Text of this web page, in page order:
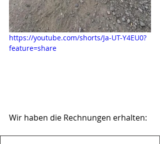
https://youtube.com/shorts/Ja-UT-Y4EU0?
feature=share
Wir haben die Rechnungen erhalten: